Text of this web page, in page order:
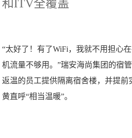
和ITV全覆盖
“太好了！有了WiFi，我就不用担心
机流量不够用。”瑞安海尚集团的宿
返温的员工提供隔离宿舍楼，并提前
黄直呼“相当温暖”。